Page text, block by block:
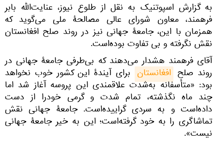
به گزارش اسپوتنیک به نقل از طلوع نیوز، عنایت‌الله بابر
فرهمند، معاون شورای عالی مصالحۀ ملی‌ می‌گوید که
همزمان با این، جامعۀ جهانی نیز در روند صلح افغانستان
نقش نگرفته‌ و بی تفاوت بوده‌است.
آقای فرهمند هشدار می‌دهند که بی‌طرفی جامعۀ جهانی در
روند صلح افغانستان برای آیندۀ این کشور خوب نخواهد
بود: «متأسفانه به‌شدت علاقمندی این پروسه آغاز شد اما
چند ماه نگذشته، تمام شدت و گرمی خودرا از دست
داده‌است و به سردی گراییده‌است. جامعۀ جهانی نقش
تماشاگری را به خود گرفته‌است؛ این به خیر جامعۀ جهانی
نیست».